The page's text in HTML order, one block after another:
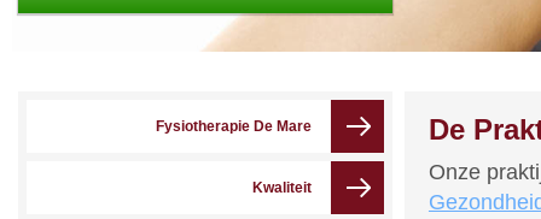
Fysiotherapie De Mare
Kwaliteit
De
Onze